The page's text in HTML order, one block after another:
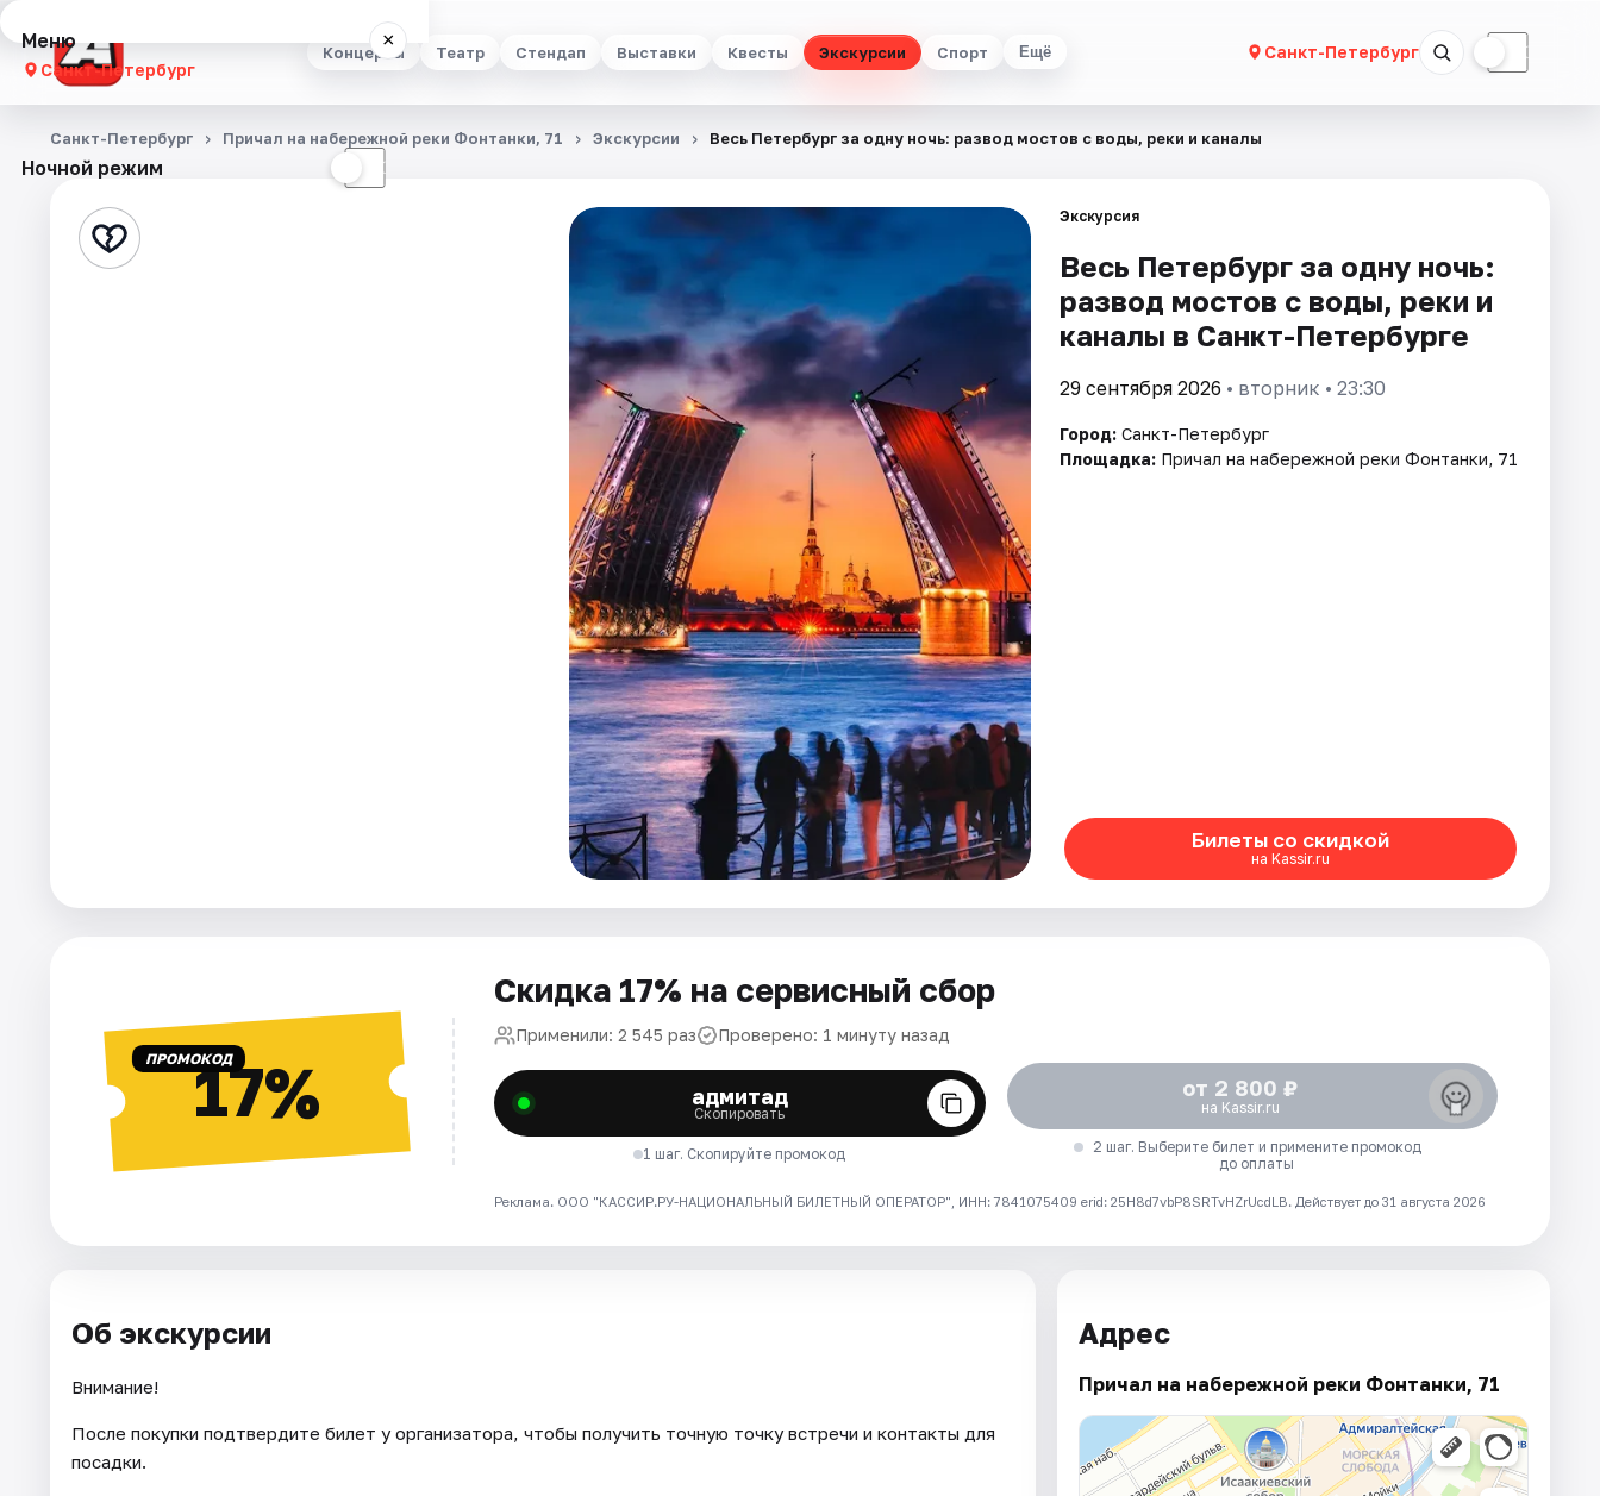
Концерты Театр Стендап Выставки Квесты Экскурсии Спорт Ещё Санкт-Петербург ☾
Меню ×
Санкт-Петербург
Концерты
Стендап
Ночной режим ☾
Санкт-Петербург Причал на набережной реки Фонтанки, 71 Экскурсии Весь Петербург за одну ночь: развод мостов с воды, реки и каналы
Экскурсия
Весь Петербург за одну ночь:
развод мостов с воды, реки и
каналы в Санкт-Петербурге
29 сентября 2026 • вторник • 23:30
Город: Санкт-Петербург
Площадка: Причал на набережной реки Фонтанки, 71
Билеты со скидкой
на Kassir.ru
ПРОМОКОД17%
Скидка 17% на сервисный сбор
Применили: 2 545 раз Проверено: 1 минуту назад
адмитад
Скопировать
1 шаг. Скопируйте промокод
от 2 800 ₽
на Kassir.ru
2 шаг. Выберите билет и примените промокод
до оплаты
Реклама. ООО "КАССИР.РУ-НАЦИОНАЛЬНЫЙ БИЛЕТНЫЙ ОПЕРАТОР", ИНН: 7841075409 erid: 25H8d7vbP8SRTvHZrUcdLB. Действует до 31 августа 2026
Об экскурсии
Внимание!
После покупки подтвердите билет у организатора, чтобы получить точную точку встречи и контакты для
посадки.
Адрес
Причал на набережной реки Фонтанки, 71